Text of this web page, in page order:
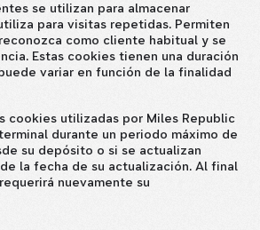
se utilizan para almacenar
para visitas repetidas. Permiten
como cliente habitual y se
Estas cookies tienen una duración
variar en función de la finalidad
cookies utilizadas por Miles Republic
durante un periodo máximo de
su depósito o si se actualizan
la fecha de su actualización. Al final
nuevamente su